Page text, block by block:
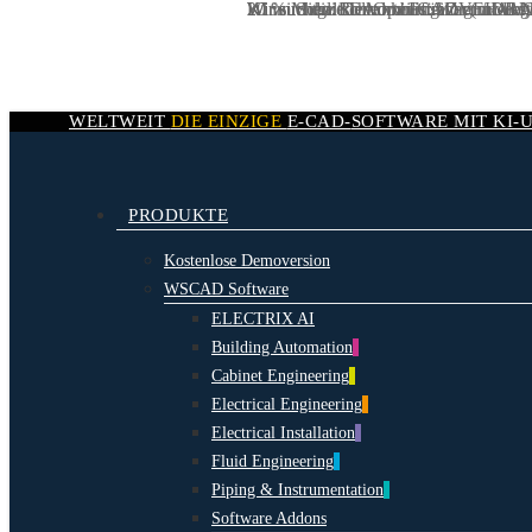
content
WELTWEIT DIE EINZIGE E-CAD-SOFTWARE MIT KI-
search
Menu PRODUKTE
Kostenlose Demoversion
WSCAD Software
ELECTRIX AI
Building Automation
Cabinet Engineering
Electrical Engineering
Electrical Installation
Fluid Engineering
Piping & Instrumentation
Software Addons
20 % Mitgliedervorteil für ZVEH-
Wir suchen:DevOps Engineer /
Wir suchen:IT Administrator (m/w/
KI wird die Rolle von CAD
KI im Schaltschrankbau: Warum AI